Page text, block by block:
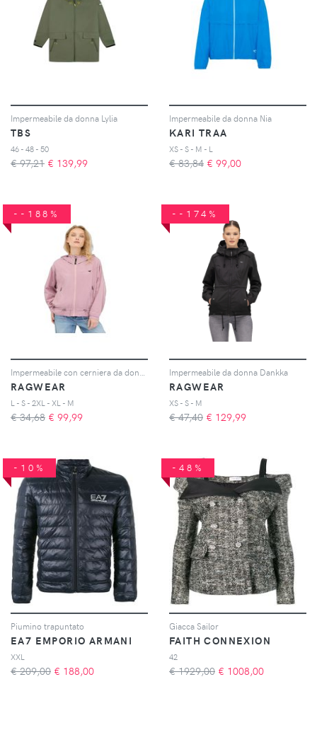
Impermeabile da donna Lylia
TBS
46 - 48 - 50
€ 97,21 € 139,99
Impermeabile da donna Nia
KARI TRAA
XS - S - M - L
€ 83,84 € 99,00
--188%
RAGWEAR
L - S - 2XL - XL - M
€ 34,68 € 99,99
--174%
Impermeabile da donna Dankka
RAGWEAR
XS - S - M
€ 47,40 € 129,99
-10%
Piumino trapuntato
EA7 EMPORIO ARMANI
XXL
€ 209,00 € 188,00
-48%
Giacca Sailor
FAITH CONNEXION
42
€ 1929,00 € 1008,00